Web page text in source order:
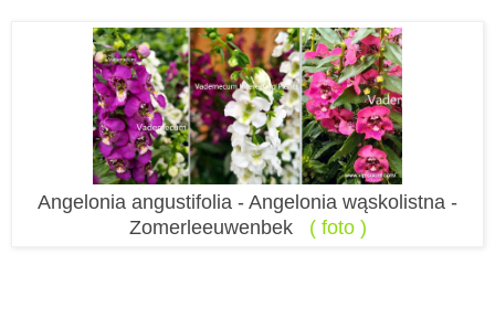
Angelonia angustifolia - Angelonia wąskolistna -
Zomerleeuwenbek ( foto )